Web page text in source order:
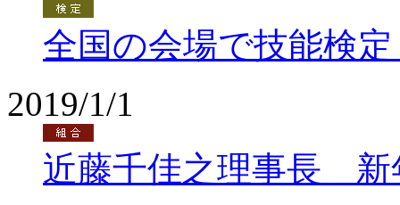
全国の会場で技能検
2019/1/1
近藤千佳之理事長 新